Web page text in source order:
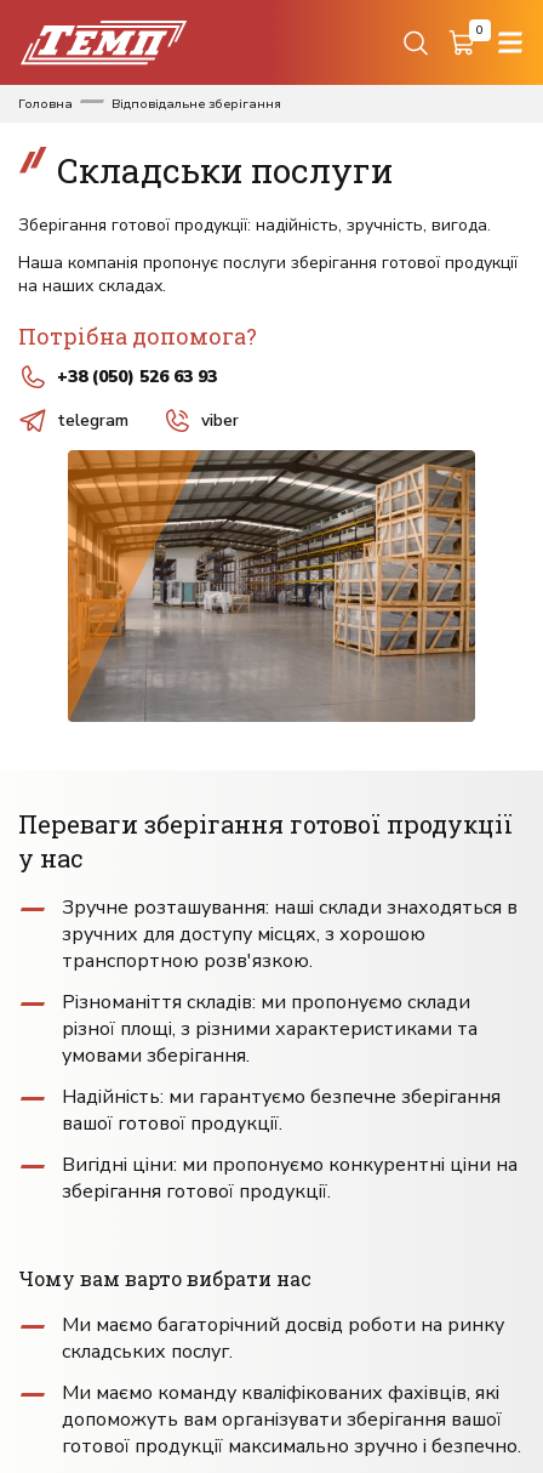
0
Головна Відповідальне зберігання
Складськи послуги
Зберігання готової продукції: надійність, зручність, вигода.
Наша компанія пропонує послуги зберігання готової продукції
на наших складах.
Потрібна допомога?
+38 (050) 526 63 93
telegram
viber
Переваги зберігання готової продукції
у нас
Зручне розташування: наші склади знаходяться в
зручних для доступу місцях, з хорошою
транспортною розв'язкою.
Різноманіття складів: ми пропонуємо склади
різної площі, з різними характеристиками та
умовами зберігання.
Надійність: ми гарантуємо безпечне зберігання
вашої готової продукції.
Вигідні ціни: ми пропонуємо конкурентні ціни на
зберігання готової продукції.
Чому вам варто вибрати нас
Ми маємо багаторічний досвід роботи на ринку
складських послуг.
Ми маємо команду кваліфікованих фахівців, які
допоможуть вам організувати зберігання вашої
готової продукції максимально зручно і безпечно.